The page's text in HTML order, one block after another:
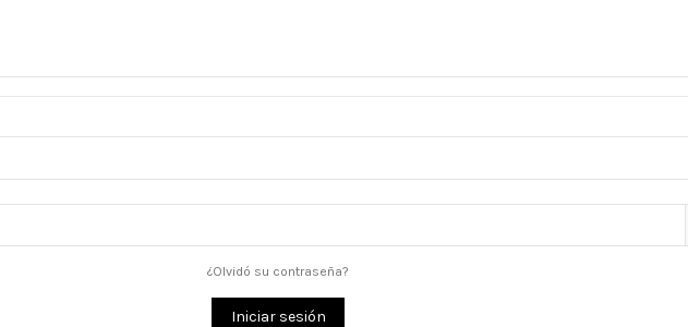
¿Olvidó su contraseña?
Iniciar sesión